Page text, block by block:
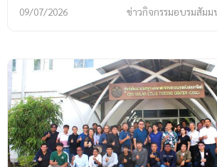
09/07/2026 ข่าวกิจกรรมอบรมสัมม